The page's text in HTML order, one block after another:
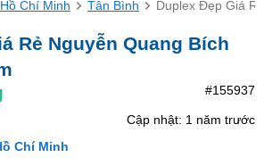
Hồ Chí Minh Tân Bình Duplex Đẹp Giá
Rẻ Nguyễn Quang Bích
#155937
Cập nhật: 1 năm trước
Chí Minh